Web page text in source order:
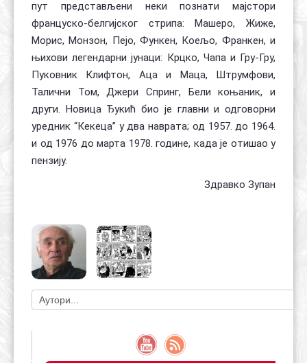
пут представљени неки познати мајстори
француско-белгијског стрипа: Машеро, Жиже,
Морис, Монзон, Пејо, Функен, Коељо, Франкен, и
њихови легендарни јунаци: Крцко, Чапа и Гру-Гру,
Пуковник Клифтон, Аца и Маца, Штрумфови,
Талични Том, Джери Спринг, Бели коњаник, и
други. Новица Ђукић био је главни и одговорни
уредник “Кекеца” у два наврата; од 1957. до 1964.
и од 1976 до марта 1978. године, када је отишао у
пензију.
Здравко Зупан